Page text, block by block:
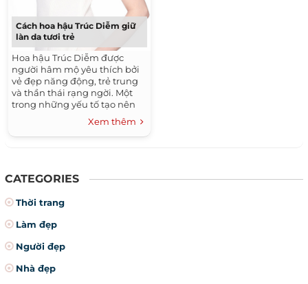
Cách hoa hậu Trúc Diễm giữ
làn da tươi trẻ
Hoa hậu Trúc Diễm được
người hâm mộ yêu thích bởi
vẻ đẹp năng động, trẻ trung
và thần thái rạng ngời. Một
trong những yếu tố tạo nên
nét đẹp cuốn hút của Trúc
Diễm là làn da trắng, mịn
màng không tỳ vết.
Xem thêm
CATEGORIES
Thời trang
Làm đẹp
Người đẹp
Nhà đẹp